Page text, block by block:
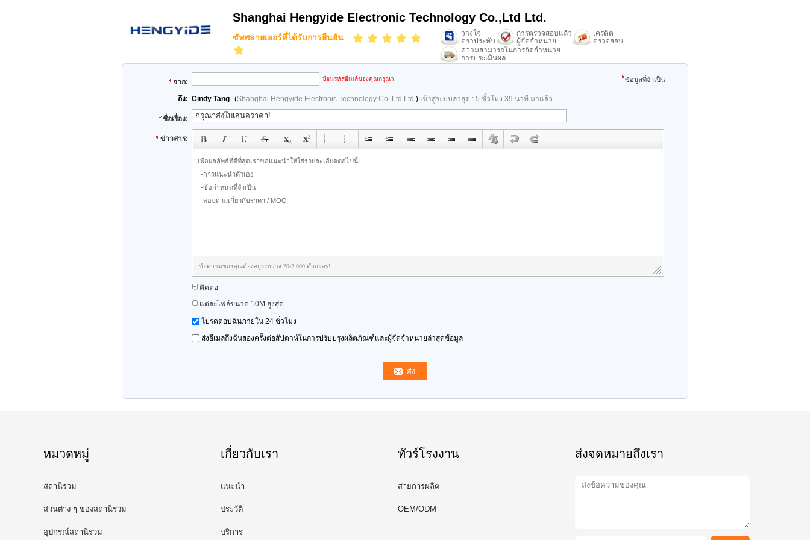
Shanghai Hengyide Electronic Technology Co.,Ltd Ltd.
ซัพพลายเออร์ที่ได้รับการยืนยัน
วางใจ
ตราประทับ
การตรวจสอบแล้ว
ผู้จัดจำหน่าย
เครดิต
ตรวจสอบ
ความสามารถในการจัดจำหน่าย
การประเมินผล
จาก: ป้อนรหัสอีเมล์ของคุณกรุณา ข้อมูลที่จำเป็น
ถึง: Cindy Tang (Shanghai Hengyide Electronic Technology Co.,Ltd Ltd.) เข้าสู่ระบบล่าสุด : 5 ชั่วโมง 39 นาที มาแล้ว
ชื่อเรื่อง:
ข่าวสาร:
ข้อความของคุณต้องอยู่ระหว่าง 20-3,000 ตัวละคร!
ติดต่อ
แต่ละไฟล์ขนาด 10M สูงสุด
โปรดตอบฉันภายใน 24 ชั่วโมง
ส่งอีเมลถึงฉันสองครั้งต่อสัปดาห์ในการปรับปรุงผลิตภัณฑ์และผู้จัดจำหน่ายล่าสุดข้อมูล
หมวดหมู่
สถานีรวม
ส่วนต่าง ๆ ของสถานีรวม
อุปกรณ์สถานีรวม
เกี่ยวกับเรา
แนะนำ
ประวัติ
บริการ
ทัวร์โรงงาน
สายการผลิต
OEM/ODM
ส่งจดหมายถึงเรา